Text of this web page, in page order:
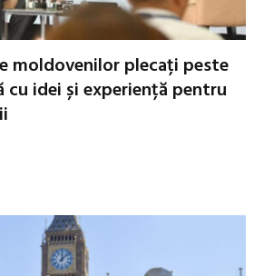
moldovenilor plecați peste
cu idei și experiență pentru